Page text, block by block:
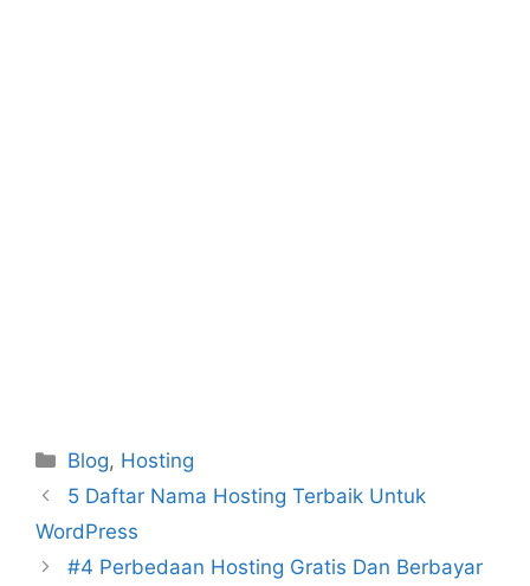
Categories
Blog, Hosting
5 Daftar Nama Hosting Terbaik Untuk
WordPress
#4 Perbedaan Hosting Gratis Dan Berbayar